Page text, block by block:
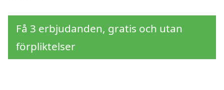
Få 3 erbjudanden, gratis och utan
förpliktelser